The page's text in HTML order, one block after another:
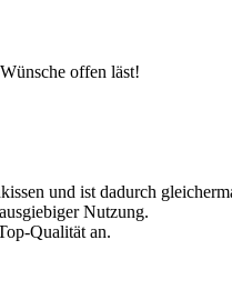
offen läst!
und ist dadurch
Nutzung.
Qualität an.